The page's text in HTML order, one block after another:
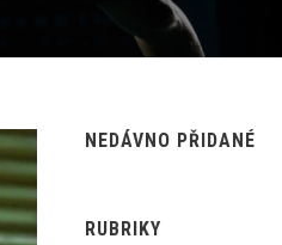
NEDÁVNO PŘIDANÉ
RUBRIKY